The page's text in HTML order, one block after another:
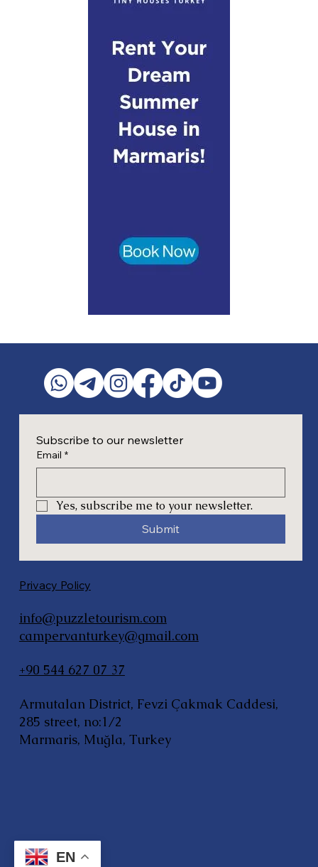
EN
Subscribe to our newsletter
Email *
Yes, subscribe me to your newsletter.
Submit
Privacy Policy
info@puzzletourism.com
campervanturkey@gmail.com
+90 544 627 07 37
Armutalan District, Fevzi Çakmak Caddesi,
285 street, no:1/2
Marmaris, Muğla, Turkey